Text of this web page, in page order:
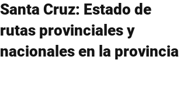
Santa Cruz: Estado de
rutas provinciales y
nacionales en la provincia